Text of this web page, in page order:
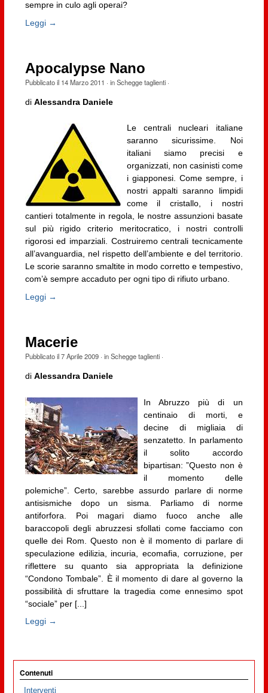
sempre in culo agli operai?
Leggi →
Apocalypse Nano
Pubblicato il 14 Marzo 2011 · inSchegge taglienti·
di Alessandra Daniele
Le centrali nucleari italiane
saranno sicurissime. Noi
italiani siamo precisi e
organizzati, non casinisti come
i giapponesi. Come sempre, i
nostri appalti saranno limpidi
come il cristallo, i nostri
cantieri totalmente in regola, le nostre assunzioni basate
sul più rigido criterio meritocratico, i nostri controlli
rigorosi ed imparziali. Costruiremo centrali tecnicamente
all’avanguardia, nel rispetto dell’ambiente e del territorio.
Le scorie saranno smaltite in modo corretto e tempestivo,
com’è sempre accaduto per ogni tipo di rifiuto urbano.
Leggi →
Macerie
Pubblicato il7 Aprile 2009· inSchegge taglienti·
di Alessandra Daniele
In Abruzzo più di un
centinaio di morti, e
decine di migliaia di
senzatetto. In parlamento
il solito accordo
bipartisan: ”Questo non è
il momento delle
polemiche”. Certo, sarebbe assurdo parlare di norme
antisismiche dopo un sisma. Parliamo di norme
antiforfora. Poi magari diamo fuoco anche alle
baraccopoli degli abruzzesi sfollati come facciamo con
quelle dei Rom. Questo non è il momento di parlare di
speculazione edilizia, incuria, ecomafia, corruzione, per
riflettere su quanto sia appropriata la definizione
“Condono Tombale”. È il momento di dare al governo la
possibilità di sfruttare la tragedia come ennesimo spot
“sociale” per [...]
Leggi →
Contenuti
Interventi